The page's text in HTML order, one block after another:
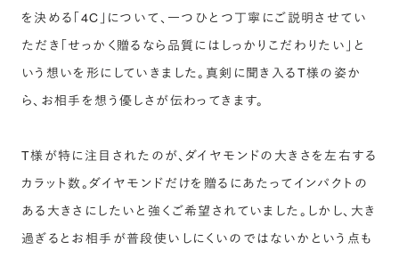
を決める「4C」について、一つひとつ丁寧にご説明させてい
ただき「せっかく贈るなら品質にはしっかりこだわりたい」と
いう想いを形にしていきました。真剣に聞き入るT様の姿か
ら、お相手を想う優しさが伝わってきます。
T様が特に注目されたのが、ダイヤモンドの大きさを左右する
カラット数。ダイヤモンドだけを贈るにあたってインパクトの
ある大きさにしたいと強くご希望されていました。しかし、大き
過ぎるとお相手が普段使いしにくいのではないかという点も